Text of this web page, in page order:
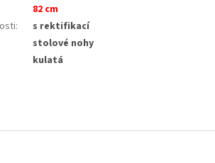
82 cm
:
s rektifikací
stolové nohy
kulatá